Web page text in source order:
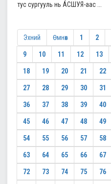
тус сургууль нь ÁСШУЯ-аас ...
Эхний Өмнөх 1 2
9 10 11 12 13
18 19 20 21 22
27 28 29 30 31
36 37 38 39 40
45 46 47 48 49
54 55 56 57 58
63 64 65 66 67
72 73 74 75 76